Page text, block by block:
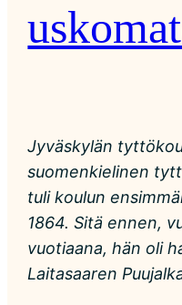
Jyväskylän
suomenkielinen
tuli koulun
1864. Sitä ennen,
vuotiaana, hän oli
Laitasaaren